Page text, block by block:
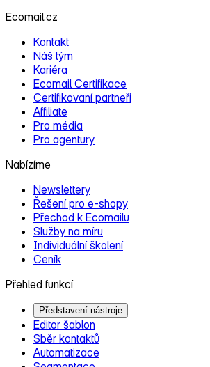
Ecomail.cz
Kontakt
Náš tým
Kariéra
Ecomail Certifikace
Certifikovaní partneři
Affiliate
Pro média
Pro agentury
Nabízíme
Newslettery
Řešení pro e‑shopy
Přechod k Ecomailu
Služby na míru
Individuální školení
Ceník
Přehled funkcí
Představení nástroje
Editor šablon
Sběr kontaktů
Automatizace